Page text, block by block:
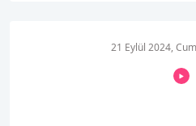
21 Eylül 2024,